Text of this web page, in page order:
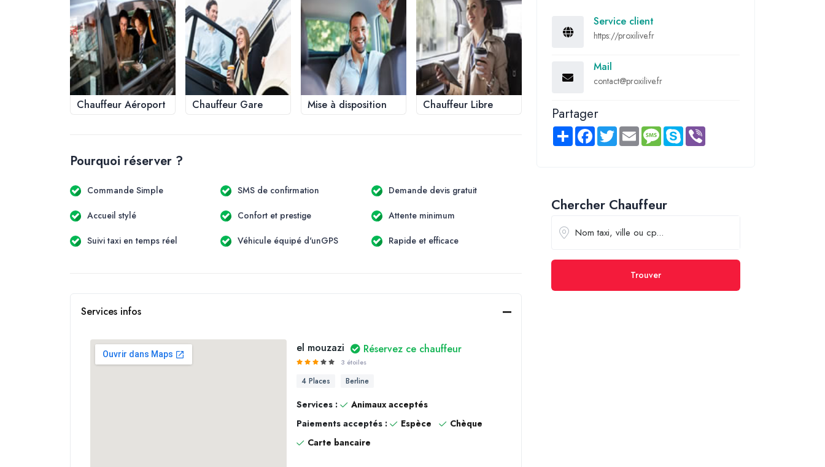
Chauffeur Aéroport Chauffeur Gare Mise à disposition Chauffeur Libre
Pourquoi réserver ?
Commande Simple SMS de confirmation Demande devis gratuit
Accueil stylé Confort et prestige Attente minimum
Suivi taxi en temps réel Véhicule équipé d'unGPS Rapide et efficace
Services infos
el mouzazi Réservez ce chauffeur
3 étoiles
4 Places Berline
Services :
Animaux acceptés
Paiements acceptés :
Espèce
Chèque
Carte bancaire
Service client
https://proxilive.fr
Mail
contact@proxilive.fr
Partager
Share FacebookTwitter Email MessageSkype
Chercher Chauffeur
Trouver